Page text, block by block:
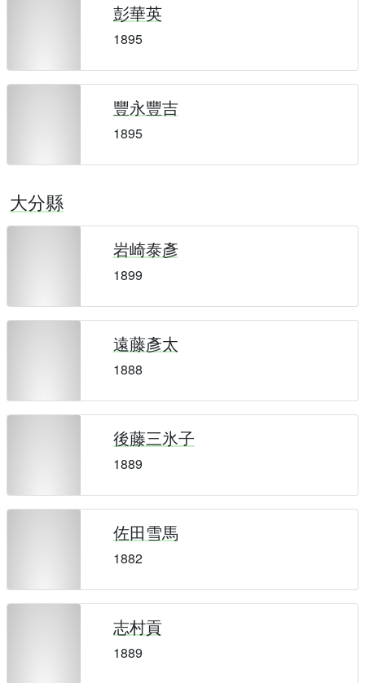
彭華英
1895
豐永豐吉
1895
大分縣
岩崎泰彥
1899
遠藤彥太
1888
後藤三氷子
1889
佐田雪馬
1882
志村貢
1889